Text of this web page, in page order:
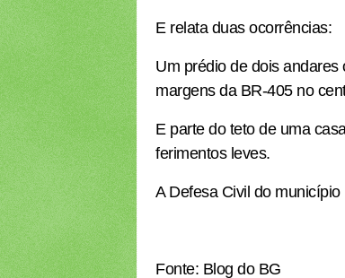
E relata duas ocorrências:
Um prédio de dois
margens da BR-405 no
E parte do teto de uma
ferimentos leves.
A Defesa Civil do
Fonte: Blog do BG